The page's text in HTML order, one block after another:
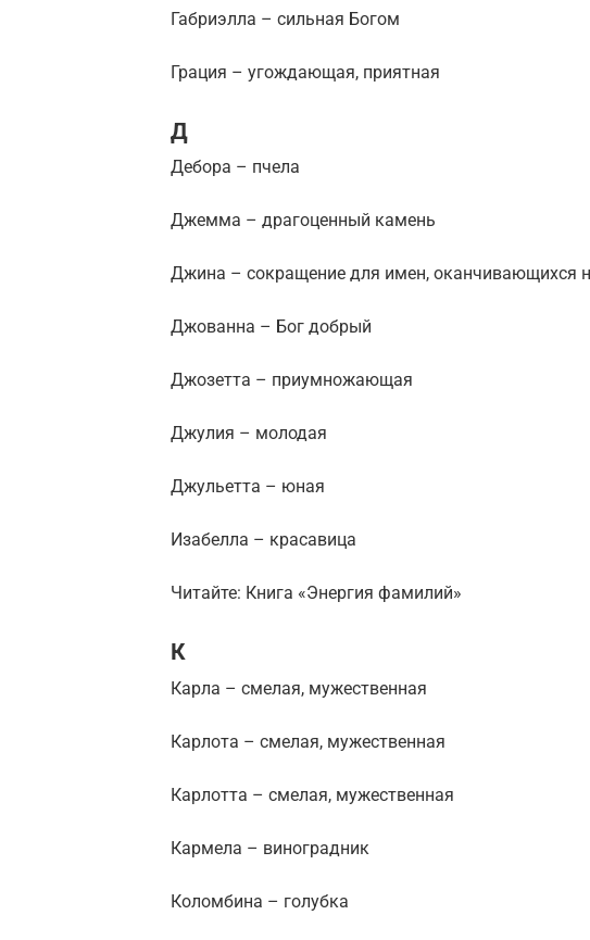
Габриэлла – сильная Богом
Грация – угождающая, приятная
Д
Дебора – пчела
Джемма – драгоценный камень
Джина – сокращение для имен, оканчивающихся
Джованна – Бог добрый
Джозетта – приумножающая
Джулия – молодая
Джульетта – юная
Изабелла – красавица
Читайте: Книга «Энергия фамилий»
К
Карла – смелая, мужественная
Карлота – смелая, мужественная
Карлотта – смелая, мужественная
Кармела – виноградник
Коломбина – голубка